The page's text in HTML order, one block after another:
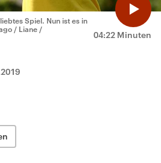
04:22 Minuten
Spiel. Nun ist es in
/ Liane /